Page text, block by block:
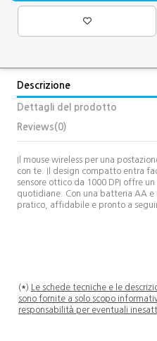
Descrizione
Dettagli del prodotto
Reviews(0)
Il mouse wireless per una
con te. Il design compatto entra
sensore ottico da 1000 DPI offre
quotidiane. Con una batteria AA e
pratico, affidabile e pronto a
(*)
Le schede tecniche e le
sono fornite a solo scopo
responsabilità per eventuali